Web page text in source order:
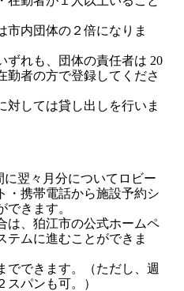
市内団体の２倍になりま
ずれも、団体の責任者は 20
勤者の方で登録してくださ
対しては貸し出しを行いま
翌々月分についてロビー
・携帯電話から施設予約シ
できます。
は、狛江市の公式ホームペ
テムに進むことができま
でできます。（ただし、週
スパンも可。）